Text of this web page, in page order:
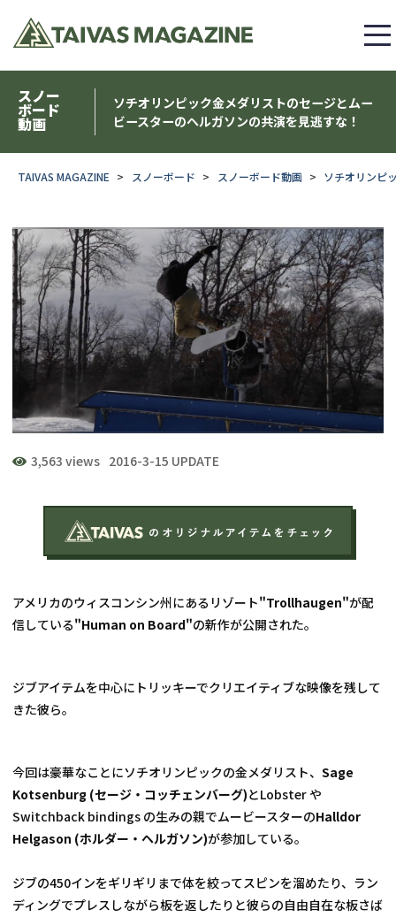
スノー
ボード
動画
ソチオリンピック金メダリストのセージとムー
ビースターのヘルガソンの共演を見逃すな！
TAIVAS MAGAZINE スノーボード スノーボード動画 ソチオリンピ
3,563 views 2016-3-15 UPDATE
アメリカのウィスコンシン州にあるリゾート"Trollhaugen"が配
信している"Human on Board"の新作が公開された。
ジブアイテムを中心にトリッキーでクリエイティブな映像を残して
きた彼ら。
今回は豪華なことにソチオリンピックの金メダリスト、Sage
Kotsenburg (セージ・コッチェンバーグ)とLobster や
Switchback bindings の生みの親でムービースターのHalldor
Helgason (ホルダー・ヘルガソン)が参加している。
ジブの450インをギリギリまで体を絞ってスピンを溜めたり、ラン
ディングでプレスしながら板を返したりと彼らの自由自在な板さば